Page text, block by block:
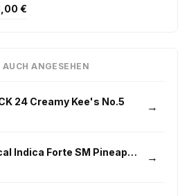
€
ANGESEHEN
24 Creamy Kee's No.5
Cannamedical Indica Forte SM Pineapple Express